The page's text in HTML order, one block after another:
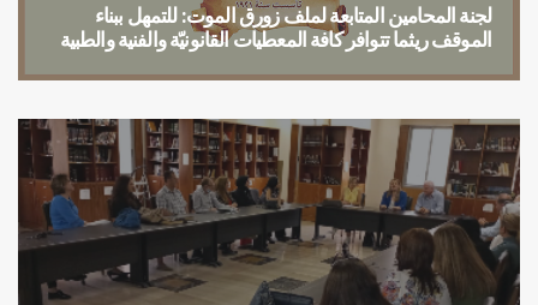
لجنة المحامين المتابعة لملف زورق الموت: للتمهل ببناء
الموقف ريثما تتوافر كافة المعطيات القانونيّة والفنية والطبية
بيان